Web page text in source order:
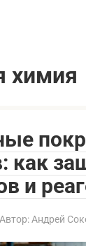
химия
как
и
Автор: Андрей